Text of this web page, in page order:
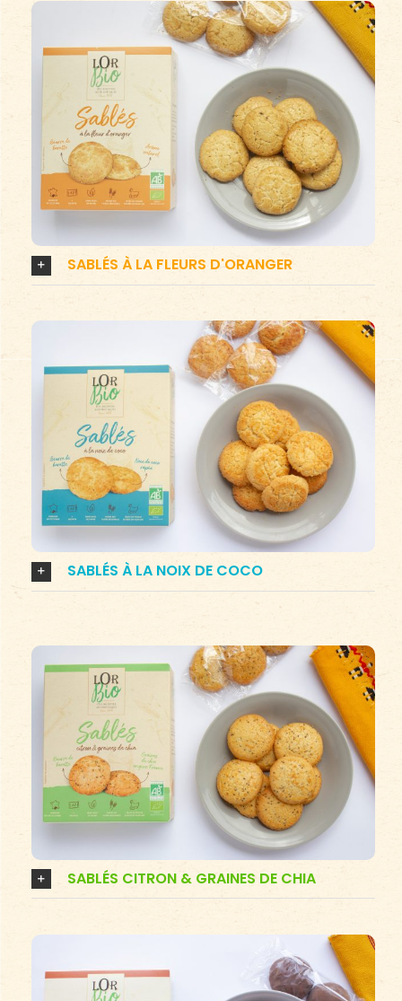
SABLÉS À LA FLEURS D'ORANGER
SABLÉS À LA NOIX DE COCO
SABLÉS CITRON & GRAINES DE CHIA